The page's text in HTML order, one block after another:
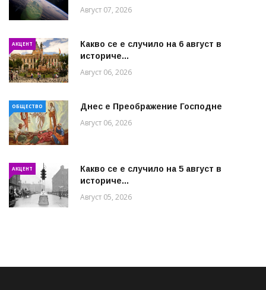
Август 07, 2026
АКЦЕНТ
Какво се е случило на 6 август в
историче...
Август 06, 2026
ОБЩЕСТВО Днес е Преображение Господне
Август 06, 2026
АКЦЕНТ
Какво се е случило на 5 август в
историче...
Август 05, 2026